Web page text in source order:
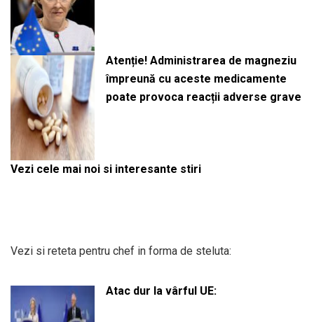
Atenție! Administrarea de magneziu
împreună cu aceste medicamente
poate provoca reacții adverse grave
Vezi cele mai noi si interesante stiri
Vezi si reteta pentru chef in forma de steluta:
Atac dur la vârful UE: